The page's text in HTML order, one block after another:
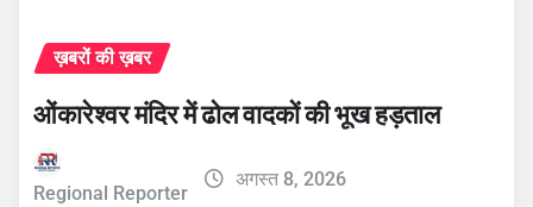
ख़बरों की ख़बर
ओंकारेश्वर मंदिर में ढोल वादकों की भूख हड़ताल
Regional Reporter
अगस्त 8, 2026